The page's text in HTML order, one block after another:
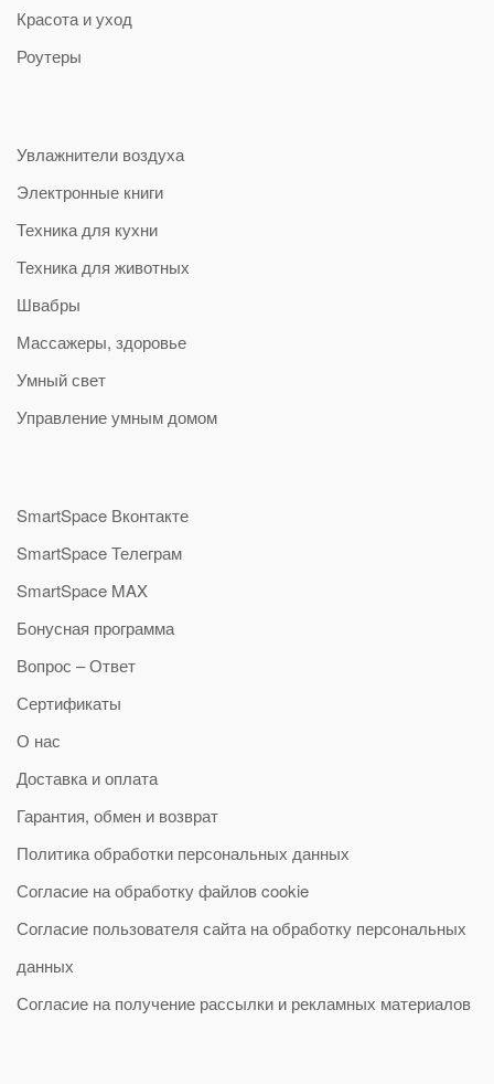
Красота и уход
Роутеры
Увлажнители воздуха
Электронные книги
Техника для кухни
Техника для животных
Швабры
Массажеры, здоровье
Умный свет
Управление умным домом
SmartSpace Вконтакте
SmartSpace Телеграм
SmartSpace MAX
Бонусная программа
Вопрос – Ответ
Сертификаты
О нас
Доставка и оплата
Гарантия, обмен и возврат
Политика обработки персональных данных
Согласие на обработку файлов cookie
Согласие пользователя сайта на обработку персональных
данных
Согласие на получение рассылки и рекламных материалов